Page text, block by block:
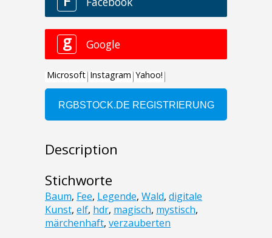
Description
Stichworte
Baum, Fee, Legende, Wald, digitale
Kunst, elf, hdr, magisch, mystisch,
märchenhaft, verzauberten